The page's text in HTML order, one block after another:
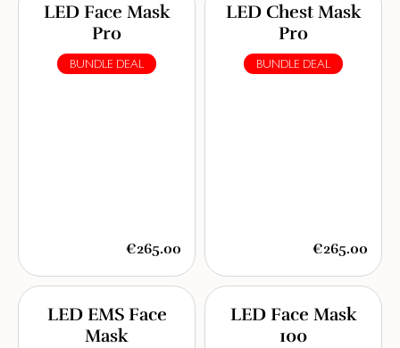
LED Face Mask
Pro
BUNDLE DEAL
€265.00
LED Chest Mask
Pro
BUNDLE DEAL
€265.00
LED EMS Face
Mask
LED Face Mask
100